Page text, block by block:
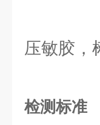
压敏胶，
检测标准